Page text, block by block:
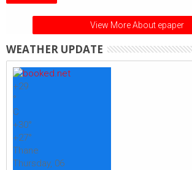
View More About epaper
WEATHER UPDATE
+29
°
C
+30°
+27°
Thane
Thursday, 06